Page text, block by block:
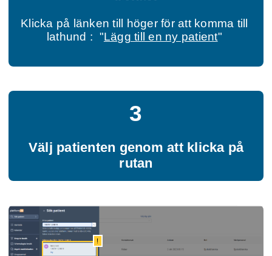
Klicka på länken till höger för att komma till
lathund :  "Lägg till en ny patient"
3
Välj patienten genom att klicka på
rutan
!